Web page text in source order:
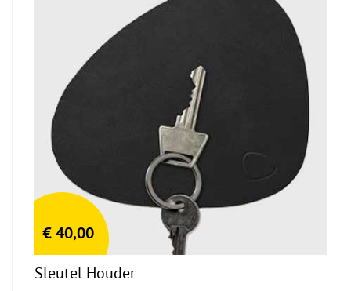
€40,00
Sleutel Houder